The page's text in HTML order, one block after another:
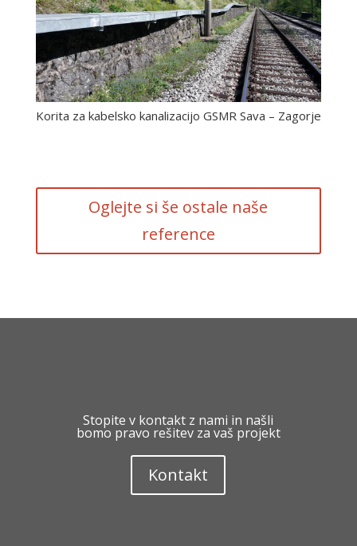
Korita za kabelsko kanalizacijo GSMR Sava – Zagorje
Oglejte si še ostale naše
reference
Stopite v kontakt z nami in našli
bomo pravo rešitev za vaš projekt
Kontakt